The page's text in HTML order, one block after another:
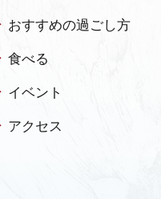
おすすめの過ごし方
食べる
イベント
アクセス